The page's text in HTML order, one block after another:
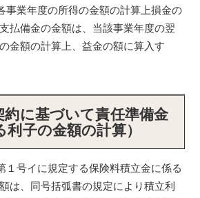
業年度の所得の金額の計算上損金の
払備金の金額は、当該事業年度の翌
金額の計算上、益金の額に算入す
約に基づいて責任準備金
子の金額の計算）
号イに規定する保険料積立金に係る
は、同号括弧書の規定により積立利